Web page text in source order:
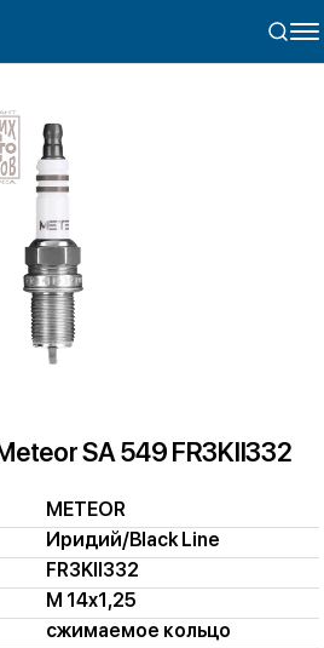
SA 549 FR3KII332
METEOR
Иридий/Black Line
FR3KII332
M 14x1,25
сжимаемое кольцо